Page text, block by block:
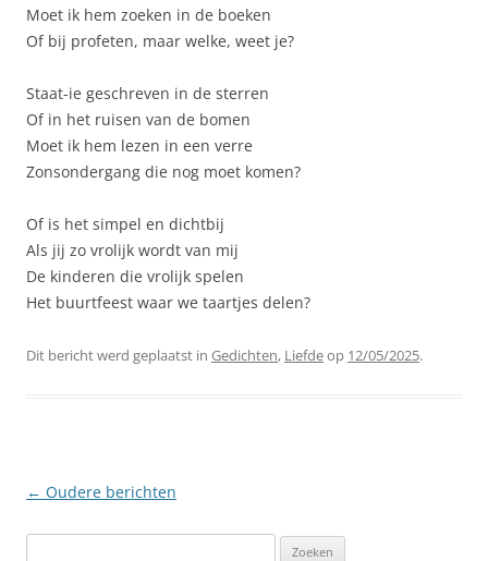
Moet ik hem zoeken in de boeken
Of bij profeten, maar welke, weet je?
Staat-ie geschreven in de sterren
Of in het ruisen van de bomen
Moet ik hem lezen in een verre
Zonsondergang die nog moet komen?
Of is het simpel en dichtbij
Als jij zo vrolijk wordt van mij
De kinderen die vrolijk spelen
Het buurtfeest waar we taartjes delen?
Dit bericht werd geplaatst in Gedichten, Liefdeop 12/05/2025.
Berichtnavigatie
← Oudere berichten